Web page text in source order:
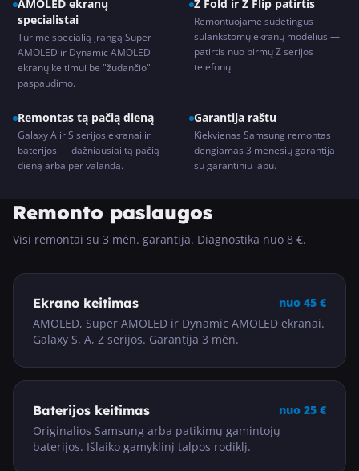
AMOLED ekranų
specialistai
Turime specialią įrangą Super
AMOLED ir Dynamic AMOLED
ekranų keitimui be "žudančio"
paspaudimo.
Z Fold ir Z Flip patirtis
Remontuojame sudėtingus
sulankstomų ekranų modelius —
patirtis nuo pirmų Z serijos
telefonų.
Remontas tą pačią dieną
Galaxy A ir S serijos ekranai ir
baterijos — dažniausiai tą pačią
dieną arba per valandą.
Garantija raštu
Kiekvienas Samsung remontas
dengiamas 3 mėnesių garantija
su garantiniu lapu.
Remonto paslaugos
Visi remontai su 3 mėn. garantija. Diagnostika nuo 8 €.
Ekrano keitimas nuo 45 €
AMOLED, Super AMOLED ir Dynamic AMOLED ekranai.
Galaxy S, A, Z serijos. Garantija 3 mėn.
Baterijos keitimas nuo 25 €
Originalios Samsung arba patikimų gamintojų
baterijos. Išlaiko gamyklinį talpos rodiklį.